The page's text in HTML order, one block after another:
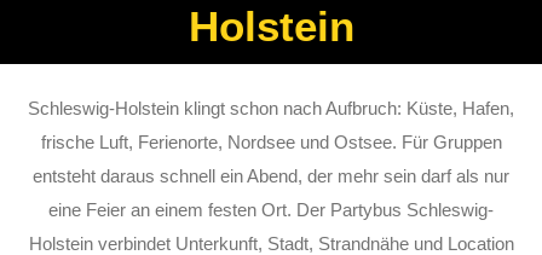
Holstein
Schleswig-Holstein klingt schon nach Aufbruch: Küste, Hafen,
frische Luft, Ferienorte, Nordsee und Ostsee. Für Gruppen
entsteht daraus schnell ein Abend, der mehr sein darf als nur
eine Feier an einem festen Ort. Der Partybus Schleswig-
Holstein verbindet Unterkunft, Stadt, Strandnähe und Location